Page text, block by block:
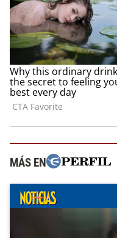
MÁS EN